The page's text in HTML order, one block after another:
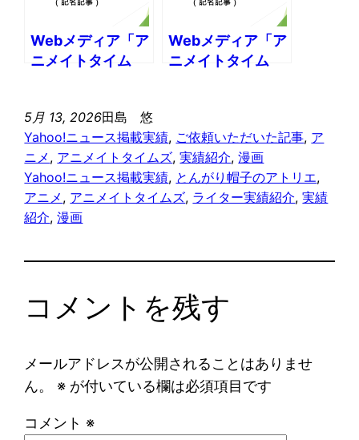
じゃない！ 世界を
彩るはずの魔法が
持つ光と闇の矛
盾、ストーリーに
に導いていく傑
作……！」の記事
の執筆を担当いた
しました（記名記
事）
とめ｜2026年4月
（春アニメ）より
アニメが放送！」
の記事の執筆を担
Webメディア「ア
ニメイトタイム
のアトリエ』のテ
ティアの情報を一
挙に紹介！ プロ
フィールや能力、
活躍シーンなどま
とめて解説しま
を担当いたしまし
Webメディア「ア
ニメイトタイム
チェの情報を一挙
に紹介！ プロフ
ィールや能力、活
躍シーンなどまと
当いたしました
5月 13, 2026田島 悠
Yahoo!ニュース掲載実績, ご依頼いただいた記事, ア
ニメ , アニメイトタイムズ, 実績紹介, 漫画
Yahoo!ニュース掲載実績, とんがり帽子のアトリエ
アニメ , アニメイトタイムズ, ライター実績紹介, 実績
紹介, 漫画
コメントを残す
メールアドレスが公開されることはありませ
ん。
※ が付いている欄は必須項目です
コメント ※